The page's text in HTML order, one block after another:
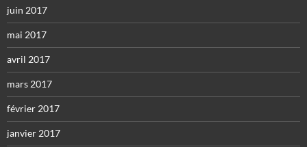
juin 2017
mai 2017
avril 2017
mars 2017
février 2017
janvier 2017